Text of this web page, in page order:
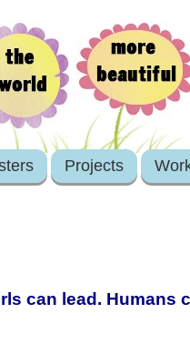
Projects
can lead. Humans